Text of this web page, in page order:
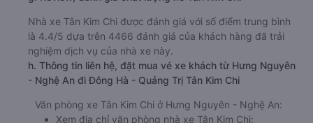
limousine 500000đ/vé
g. Review, đánh giá chất lượng xe Tân Kim Chi
Nhà xe Tân Kim Chi được đánh giá với số điểm trung bình
là 4.4/5 dựa trên 4466 đánh giá của khách hàng đã trải
nghiệm dịch vụ của nhà xe này.
h. Thông tin liên hệ, đặt mua vé xe khách từ Hưng Nguyên